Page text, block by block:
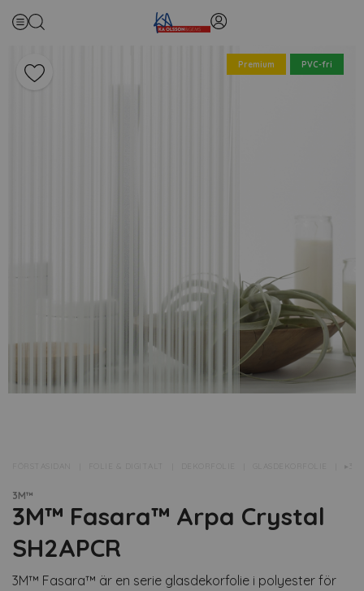
Premium PVC-fri
FÖRSTASIDAN FOLIE & DIGITALT
3M™
3M™ Fasara™ Arpa Crystal
SH2APCR
3M™ Fasara™ är en serie glasdekorfolie i polyester för